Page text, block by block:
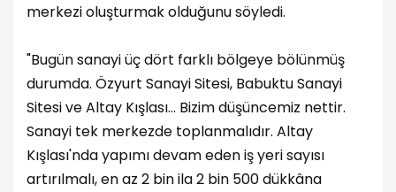
merkezi oluşturmak olduğunu söyledi.
"Bugün sanayi üç dört farklı bölgeye bölünmüş
durumda. Özyurt Sanayi Sitesi, Babuktu Sanayi
Sitesi ve Altay Kışlası... Bizim düşüncemiz nettir.
Sanayi tek merkezde toplanmalıdır. Altay
Kışlası'nda yapımı devam eden iş yeri sayısı
artırılmalı, en az 2 bin ila 2 bin 500 dükkâna